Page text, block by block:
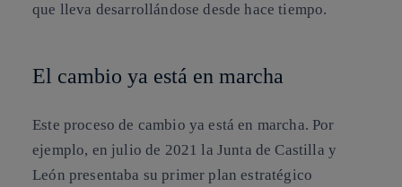
que lleva desarrollándose desde hace tiempo.
El cambio ya está en marcha
Este proceso de cambio ya está en marcha. Por
ejemplo, en julio de 2021 la Junta de Castilla y
León presentaba su primer plan estratégico